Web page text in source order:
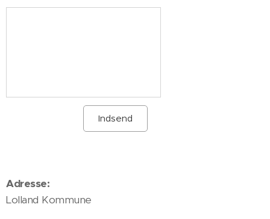
Indsend
Adresse:
Lolland Kommune